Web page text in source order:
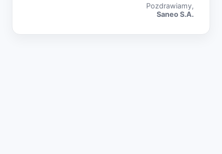
Pozdrawiamy,
Saneo S.A.